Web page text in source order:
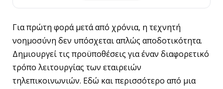
Για πρώτη φορά μετά από χρόνια, η τεχνητή
νοημοσύνη δεν υπόσχεται απλώς αποδοτικότητα.
Δημιουργεί τις προϋποθέσεις για έναν διαφορετικό
τρόπο λειτουργίας των εταιρειών
τηλεπικοινωνιών. Εδώ και περισσότερο από μια